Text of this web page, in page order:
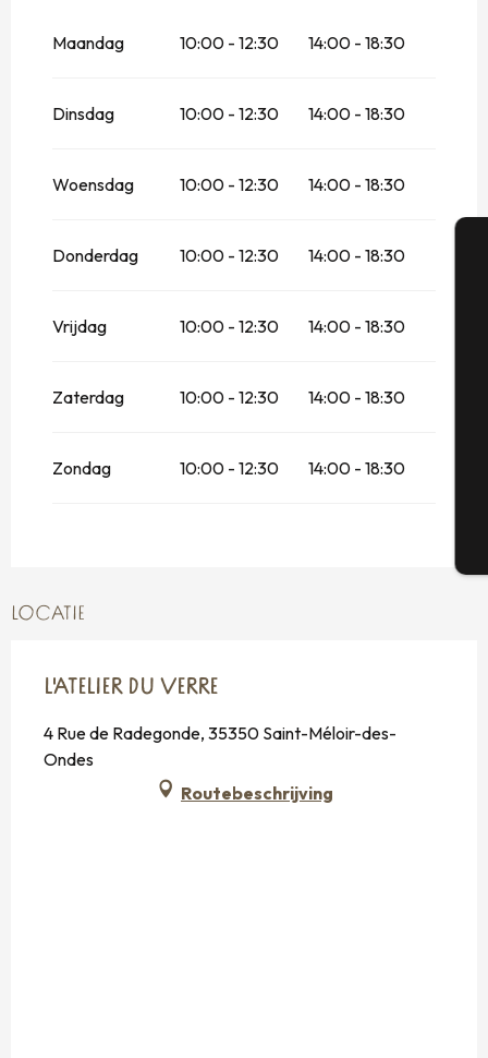
Maandag 10:00 - 12:30 14:00 - 18:30
Dinsdag 10:00 - 12:30 14:00 - 18:30
Woensdag 10:00 - 12:30 14:00 - 18:30
Donderdag 10:00 - 12:30 14:00 - 18:30
Vrijdag 10:00 - 12:30 14:00 - 18:30
Zaterdag 10:00 - 12:30 14:00 - 18:30
Zondag 10:00 - 12:30 14:00 - 18:30
LOCATIE
L'ATELIER DU VERRE
4 Rue de Radegonde, 35350 Saint-Méloir-des-
Ondes
Routebeschrijving